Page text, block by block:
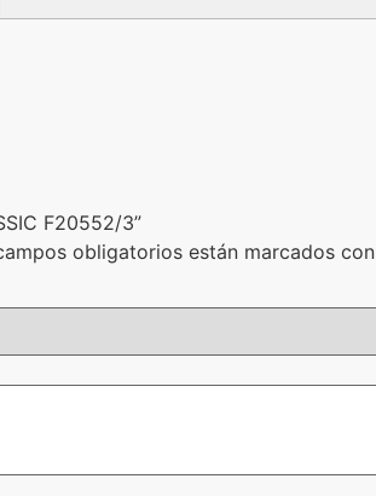
F20552/3”
obligatorios están marcados con